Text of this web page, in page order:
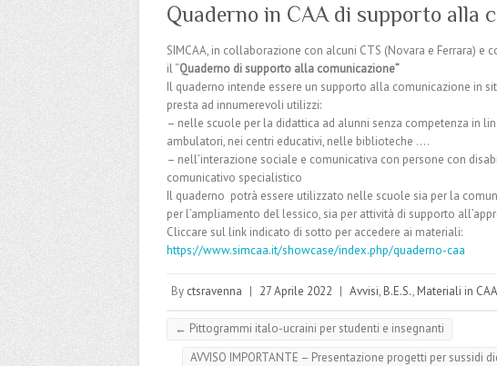
Quaderno in CAA di supporto alla
SIMCAA, in collaborazione con alcuni CTS (Novara e Ferrara)
il “Quaderno di supporto alla comunicazione”
Il quaderno intende essere un supporto alla comunicazione in
presta ad innumerevoli utilizzi:
– nelle scuole per la didattica ad alunni senza competenza in
ambulatori, nei centri educativi, nelle biblioteche ….
– nell’interazione sociale e comunicativa con persone con
comunicativo specialistico
Il quaderno potrà essere utilizzato nelle scuole sia per la
per l’ampliamento del lessico, sia per attività di supporto
Cliccare sul link indicato di sotto per accedere ai materiali:
https://www.simcaa.it/showcase/index.php/quaderno-caa
By ctsravenna | 27 Aprile 2022 | Avvisi, B.E.S., Materiali in CAA
← Pittogrammi italo-ucraini per studenti e insegnanti
AVVISO IMPORTANTE – Presentazione progetti per